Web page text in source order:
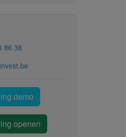
86 38
demo
openen